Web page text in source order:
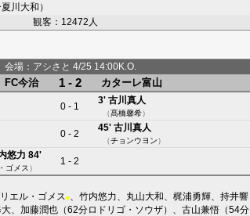
夏川大和 ）
観客：12472人
会場：アシさと 4/25 14:00K.O.
FC今治 1 - 2 カターレ富山
0 - 1
3' 古川真人
（髙橋馨希）
0 - 2
45' 古川真人
（チョンウヨン）
悠力 84'
ゴメス ）
1 - 2
エル・ゴメス ■ 竹内悠力 丸山大和 梶浦勇輝
持井響
加藤潤也 （62分ロドリゴ・ソウザ）、 古山兼悟 （54分